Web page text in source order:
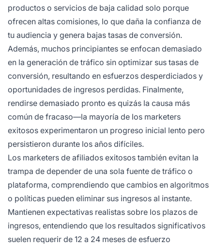
productos o servicios de baja calidad solo porque
ofrecen altas comisiones, lo que daña la confianza de
tu audiencia y genera bajas tasas de conversión.
Además, muchos principiantes se enfocan demasiado
en la generación de tráfico sin optimizar sus tasas de
conversión, resultando en esfuerzos desperdiciados y
oportunidades de ingresos perdidas. Finalmente,
rendirse demasiado pronto es quizás la causa más
común de fracaso—la mayoría de los marketers
exitosos experimentaron un progreso inicial lento pero
persistieron durante los años difíciles.
Los marketers de afiliados exitosos también evitan la
trampa de depender de una sola fuente de tráfico o
plataforma, comprendiendo que cambios en algoritmos
o políticas pueden eliminar sus ingresos al instante.
Mantienen expectativas realistas sobre los plazos de
ingresos, entendiendo que los resultados significativos
suelen requerir de 12 a 24 meses de esfuerzo